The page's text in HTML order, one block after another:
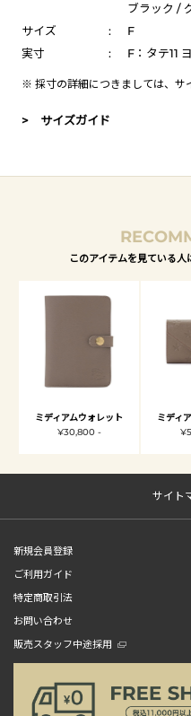
ブラック /
サイズ
:
F
実寸
: F：タテ11
※ 採寸の詳細につきましては、 サ
> サイズガイド
このアイテムを見ている
ミディアムウォレット
¥30,800 -
ミディ
サイト
新規会員登録
ご利用ガイド
特定商取引法
お問い合わせ
販売スタッフ中途採用